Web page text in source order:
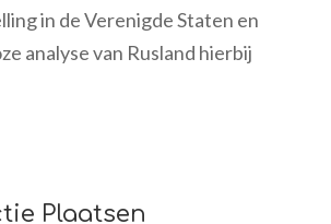
in de Verenigde Staten en
analyse van Rusland hierbij
Plaatsen